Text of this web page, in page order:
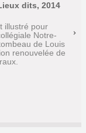
dits, 2014
illustré pour
Notre-
de Louis
renouvelée de